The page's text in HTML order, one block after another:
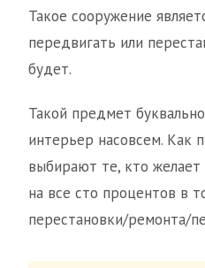
Такое сооружение
передвигать или
будет.
Такой предмет
интерьер насовсем. Как
выбирают те, кто желает
на все сто процентов в
перестановки/ремонта/